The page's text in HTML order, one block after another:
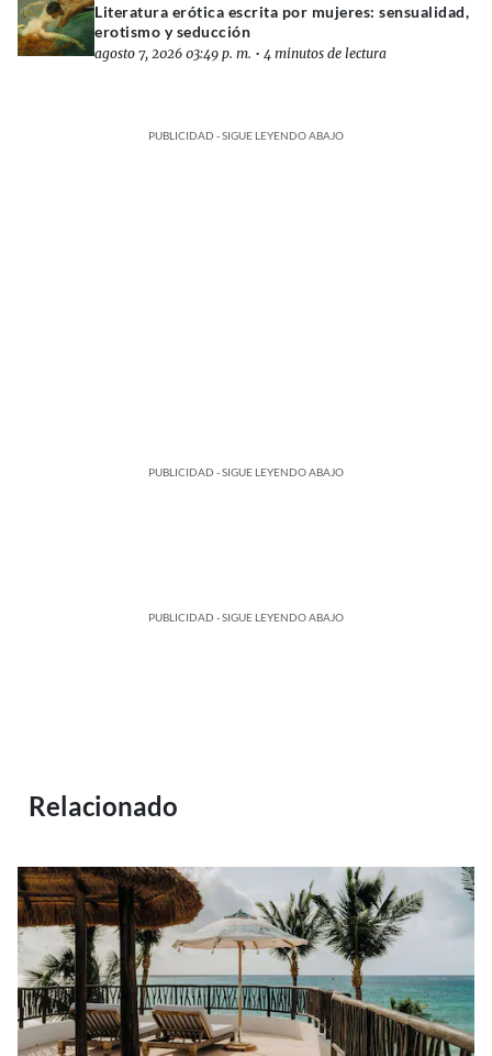
Literatura erótica escrita por mujeres: sensualidad,
erotismo y seducción
agosto 7, 2026 03:49 p. m. • 4 minutos de lectura
PUBLICIDAD - SIGUE LEYENDO ABAJO
PUBLICIDAD - SIGUE LEYENDO ABAJO
PUBLICIDAD - SIGUE LEYENDO ABAJO
Relacionado